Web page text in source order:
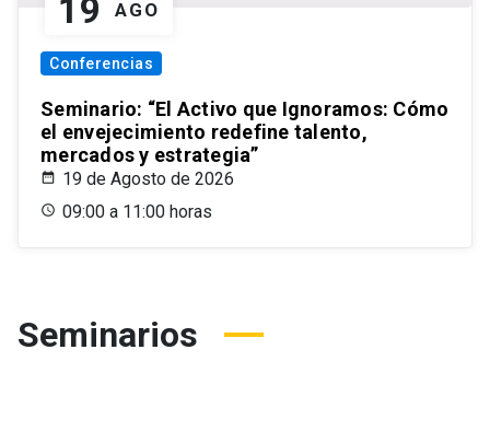
19 AGO
Conferencias
Seminario: “El Activo que Ignoramos: Cómo
el envejecimiento redefine talento,
mercados y estrategia”
19 de Agosto de 2026
09:00 a 11:00 horas
Seminarios